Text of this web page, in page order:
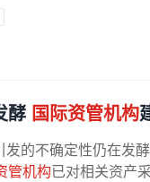
酵 国际资管机构
发的不确定性仍在发
管机构已对相关资产